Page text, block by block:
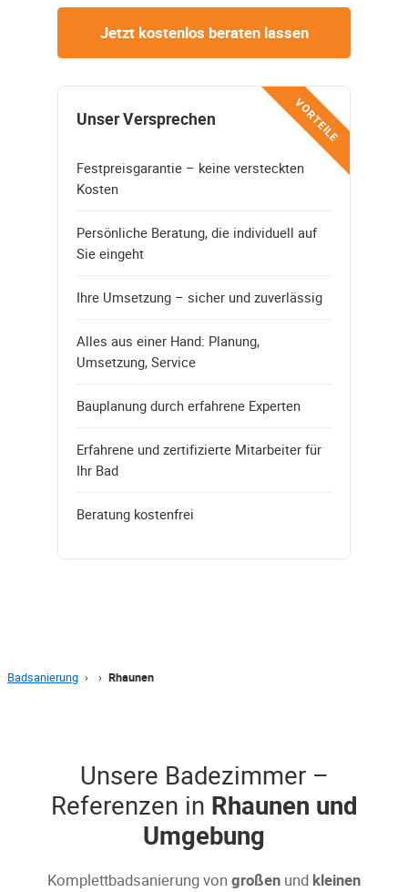
Jetzt kostenlos beraten lassen
VORTEILE
Unser Versprechen
Festpreisgarantie – keine versteckten
Kosten
Persönliche Beratung, die individuell auf
Sie eingeht
Ihre Umsetzung – sicher und zuverlässig
Alles aus einer Hand: Planung,
Umsetzung, Service
Bauplanung durch erfahrene Experten
Erfahrene und zertifizierte Mitarbeiter für
Ihr Bad
Beratung kostenfrei
Badsanierung › › Rhaunen
Unsere Badezimmer –
Referenzen in Rhaunen und
Umgebung
Komplettbadsanierung von großen und kleinen